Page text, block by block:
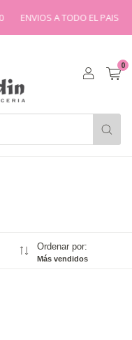
ENVIOS A TODO EL PAIS
0
Ordenar por:
Más vendidos